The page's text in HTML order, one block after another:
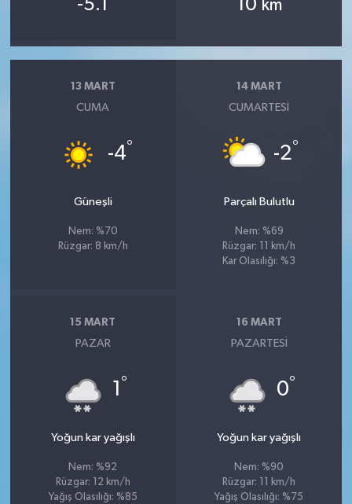
-5.1 10 km
13 MART
CUMA
-4°
Güneşli
Nem: %70
Rüzgar: 8 km/h
14 MART
CUMARTESI
-2°
Parçalı Bulutlu
Nem: %69
Rüzgar: 11 km/h
Kar Olasılığı: %3
15 MART
PAZAR
1 °
Yoğun kar yağışlı
Nem: %92
Rüzgar: 12 km/h
Yağış Olasılığı: %85
16 MART
PAZARTESI
0°
Yoğun kar yağışlı
Nem: %90
Rüzgar: 11 km/h
Yağış Olasılığı: %75